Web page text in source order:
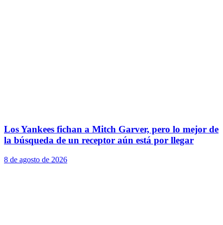
Los Yankees fichan a Mitch Garver, pero lo mejor de
la búsqueda de un receptor aún está por llegar
8 de agosto de 2026